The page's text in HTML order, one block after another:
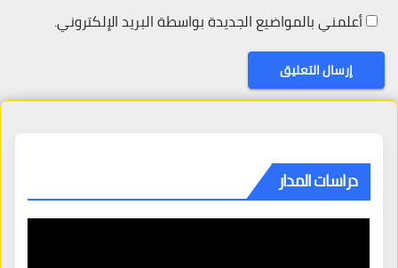
أعلمني بالمواضيع الجديدة بواسطة البريد الإلكتروني.
دراسات المدار